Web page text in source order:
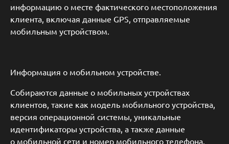
информацию о месте фактического местоположения
клиента, включая данные GPS, отправляемые
мобильным устройством.
Информация о мобильном устройстве.
Собираются данные о мобильных устройствах
клиентов, такие как модель мобильного устройства,
версия операционной системы, уникальные
идентификаторы устройства, а также данные
о мобильной сети и номер мобильного телефона.